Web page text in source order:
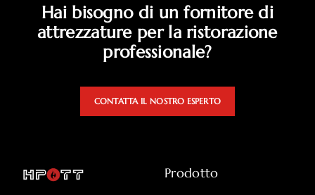
Hai bisogno di un fornitore di
attrezzature per la ristorazione
professionale?
CONTATTA IL NOSTRO ESPERTO
Prodotto